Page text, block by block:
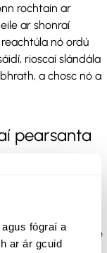
fógraí a
ar ár gcuid
rochtain ar
ar shonraí
nó ordú
rioscaí slándála
a chosc nó a
pearsanta
lenár
oibreoirí agus
Eorpach nó
áirithe,
atá lonnaithe